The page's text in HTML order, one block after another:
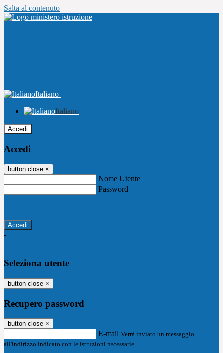
Salta al contenuto
Italiano
Italiano
Accedi
Accedi
button close ×
Nome Utente
Password
-
Seleziona utente
button close ×
Recupero password
button close ×
E-mail Verrà inviato un messaggio
all'indirizzo indicato con le istruzioni necessarie.